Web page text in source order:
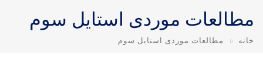
مطالعات موردی استایل سوم
خانه مطالعات موردی استایل سوم